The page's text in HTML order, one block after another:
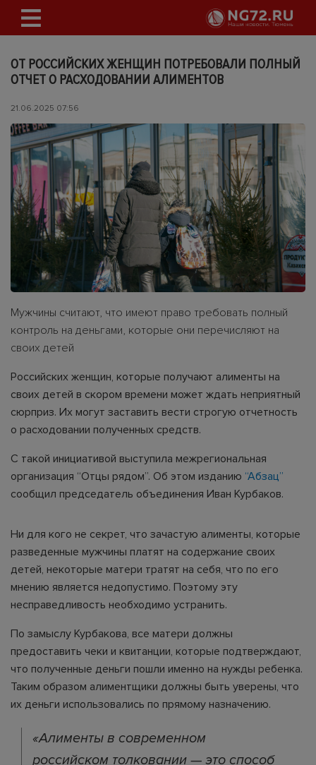
ОТ РОССИЙСКИХ ЖЕНЩИН ПОТРЕБОВАЛИ ПОЛНЫЙ
ОТЧЕТ О РАСХОДОВАНИИ АЛИМЕНТОВ
21.06.2025 07:56
Мужчины считают, что имеют право требовать полный
контроль на деньгами, которые они перечисляют на
своих детей
Российских женщин, которые получают алименты на
своих детей в скором времени может ждать неприятный
сюрприз. Их могут заставить вести строгую отчетность
о расходовании полученных средств.
С такой инициативой выступила межрегиональная
организация “Отцы рядом”. Об этом изданию “Абзац”
сообщил председатель объединения Иван Курбаков.
Ни для кого не секрет, что зачастую алименты, которые
разведенные мужчины платят на содержание своих
детей, некоторые матери тратят на себя, что по его
мнению является недопустимо. Поэтому эту
несправедливость необходимо устранить.
По замыслу Курбакова, все матери должны
предоставить чеки и квитанции, которые подтверждают,
что полученные деньги пошли именно на нужды ребенка.
Таким образом алиментщики должны быть уверены, что
их деньги использовались по прямому назначению.
«Алименты в современном
российском толковании — это способ